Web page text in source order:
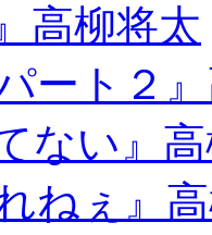
高柳将太
ート２
ない』
ねぇ』